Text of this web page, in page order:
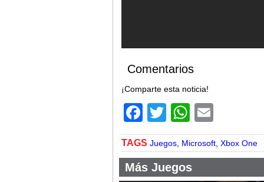
Comentarios
¡Comparte esta noticia!
Facebook
Twitter
TAGS Juegos Microsoft Xbox One
Más Juegos